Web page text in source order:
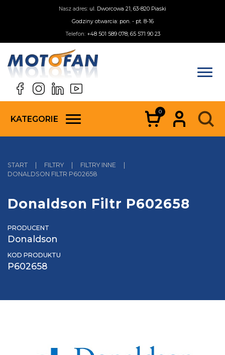
Nasz adres: ul. Dworcowa 21, 63-820 Piaski
Godziny otwarcia: pon. - pt. 8-16
Telefon: +48 501 589 078; 65 571 90 23
KATEGORIE
0
START | FILTRY | FILTRY INNE
|
DONALDSON FILTR P602658
Donaldson Filtr P602658
PRODUCENT
Donaldson
KOD PRODUKTU
P602658